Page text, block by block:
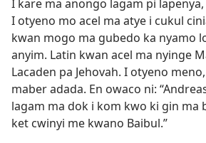
I kare ma anongo lagam pi
I otyeno mo acel ma atye i cukul
kwan mogo ma gubedo ka nyamo
anyim. Latin kwan acel ma nyinge
Lacaden pa Jehovah. I otyeno
maber adada. En owaco ni:
lagam ma dok i kom kwo ki gin ma
ket cwinyi me kwano Baibul.”